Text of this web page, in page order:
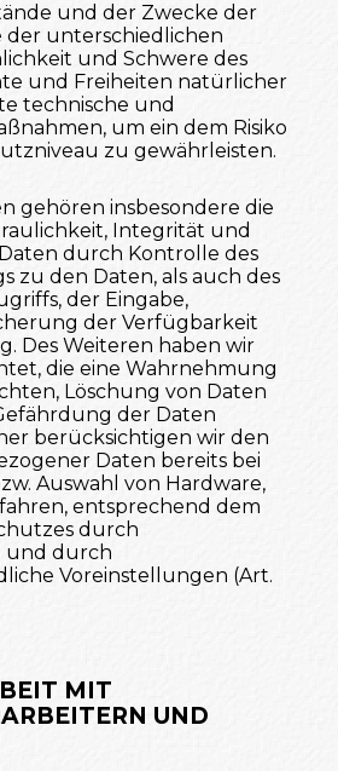
und der Zwecke der
der unterschiedlichen
und Schwere des
und Freiheiten natürlicher
technische und
um ein dem Risiko
zu gewährleisten.
gehören insbesondere die
Integrität und
durch Kontrolle des
zu den Daten, als auch des
der Eingabe,
der Verfügbarkeit
Des Weiteren haben wir
die eine Wahrnehmung
Löschung von Daten
der Daten
berücksichtigen wir den
Daten bereits bei
Auswahl von Hardware,
entsprechend dem
durch
und durch
Voreinstellungen (Art.
MIT
UND